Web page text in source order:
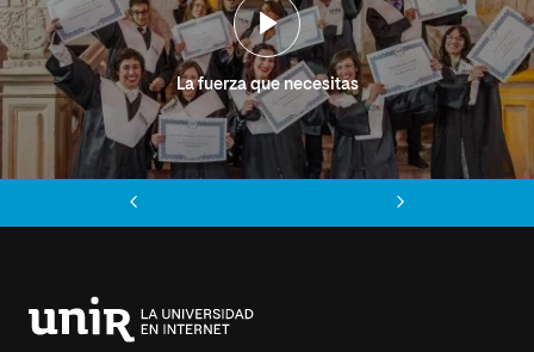
La fuerza que necesitas